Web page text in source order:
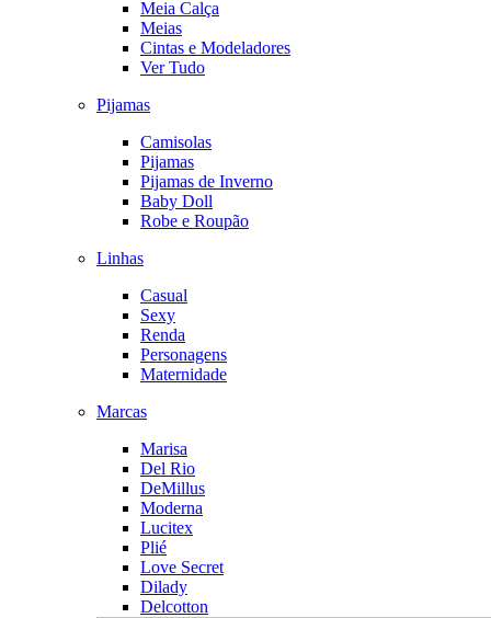
Meia Calça
Meias
Cintas e Modeladores
Ver Tudo
Pijamas
Camisolas
Pijamas
Pijamas de Inverno
Baby Doll
Robe e Roupão
Linhas
Casual
Sexy
Renda
Personagens
Maternidade
Marcas
Marisa
Del Rio
DeMillus
Moderna
Lucitex
Plié
Love Secret
Dilady
Delcotton